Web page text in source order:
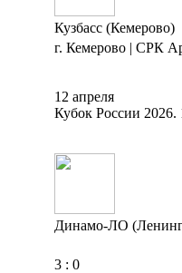
Кузбасс (Кемерово)
г. Кемерово | СРК
12 апреля
Кубок России 2026.
Динамо-ЛО
3 : 0